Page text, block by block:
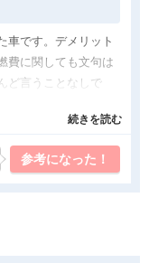
です。全くスポーテ
車です。デメリット
費に関しても文句は
ど言うことなしで
で軽々と行けます
続きを読む
参考になった！